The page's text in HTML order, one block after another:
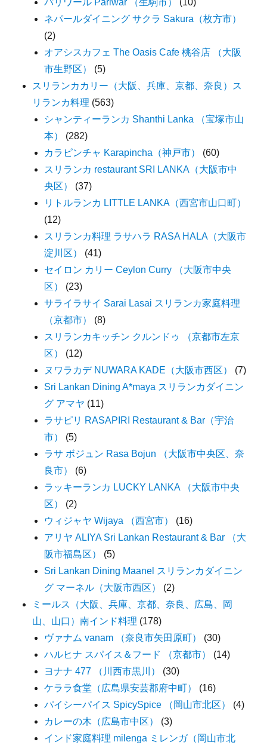
ネパールダイニング サクラ Sakura（枚方市）
(2)
オアシスカフェ The Oasis Cafe 桃谷店 （大阪
市生野区）
(5)
スリランカカリー（大阪、兵庫、京都、奈良）ス
リランカ料理 (563)
シャンティーランカ Shanthi Lanka （宝塚市山
本）
(282)
カラピンチャ Karapincha（神戸市）
(60)
スリランカ restaurant SRI LANKA（大阪市中
央区）
(37)
リトルランカ LITTLE LANKA（西宮市山口町）
(12)
スリランカ料理 ラサハラ RASA HALA（大阪市
淀川区）
(41)
セイロン カリー Ceylon Curry （大阪市中央
区）
(23)
サライラサイ Sarai Lasai スリランカ家庭料理
（京都市）
(8)
スリランカキッチン クルンドゥ （京都市左京
区）
(12)
ヌワラカデ NUWARA KADE（大阪市西区）
(7)
Sri Lankan Dining A*maya スリランカダイニン
グ アマヤ (11)
ラサピリ RASAPIRI Restaurant & Bar（宇治
市）
(5)
ラサ ボジュン Rasa Bojun （大阪市中央区、奈
良市）
(6)
ラッキーランカ LUCKY LANKA （大阪市中央
区）
(2)
ウィジャヤ Wijaya （西宮市）
(16)
アリヤ ALIYA Sri Lankan Restaurant & Bar （大
阪市福島区）
(5)
Sri Lankan Dining Maanel スリランカダイニン
グ マーネル（大阪市西区）
(2)
ミールス（大阪、兵庫、京都、奈良、広島、岡
山、山口）南インド料理 (178)
ヴァナム vanam （奈良市矢田原町）
(30)
ハルヒナ スパイス＆フード （京都市）
(14)
ヨナナ 477 （川西市黒川）
(30)
ケララ食堂（広島県安芸郡府中町）
(16)
パイシーパイス SpicySpice （岡山市北区）
(4)
カレーの木（広島市中区）
(3)
インド家庭料理 milenga ミレンガ（岡山市北